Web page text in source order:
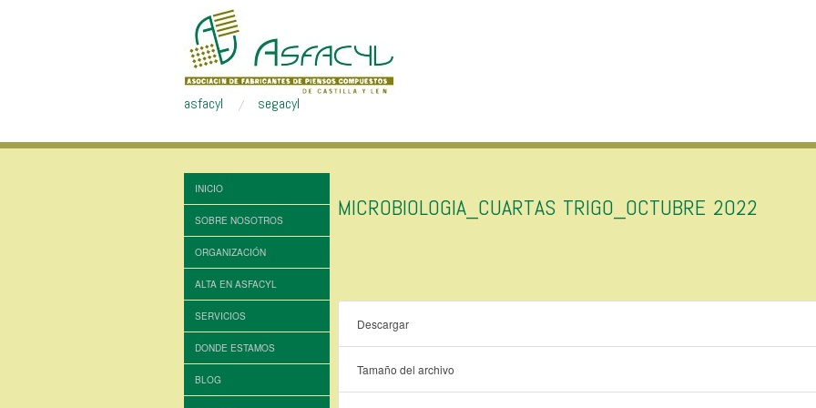
asfacyl segacyl
INICIO
SOBRE NOSOTROS
ORGANIZACIÓN
ALTA EN ASFACYL
SERVICIOS
DONDE ESTAMOS
BLOG
MICROBIOLOGIA_CUARTAS TRIGO_OCTUBRE 2022
Descargar
Tamaño del archivo